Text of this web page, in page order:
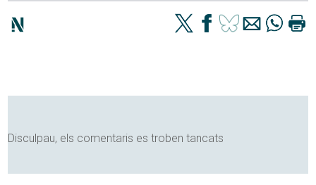
Disculpau, els comentaris es troben tancats